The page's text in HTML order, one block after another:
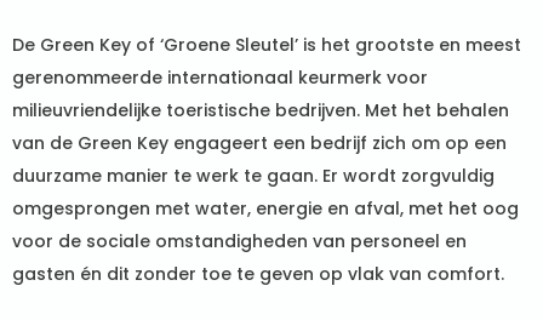
De Green Key of ‘Groene Sleutel’ is het grootste en meest
gerenommeerde internationaal keurmerk voor
milieuvriendelijke toeristische bedrijven. Met het behalen
van de Green Key engageert een bedrijf zich om op een
duurzame manier te werk te gaan. Er wordt zorgvuldig
omgesprongen met water, energie en afval, met het oog
voor de sociale omstandigheden van personeel en
gasten én dit zonder toe te geven op vlak van comfort.